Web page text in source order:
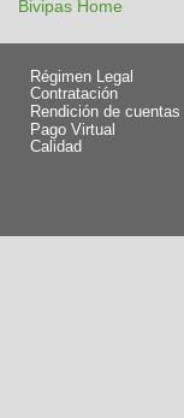
Bivipas Home
Régimen Legal
Contratación
Rendición de cuentas
Pago Virtual
Calidad